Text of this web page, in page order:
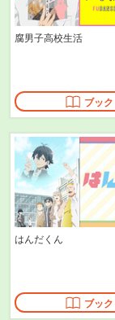
腐男子高校生活
ブック
はんだくん
ブック